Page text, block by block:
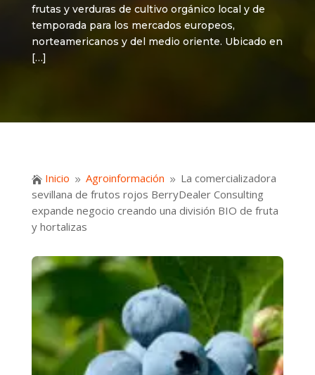
frutas y verduras de cultivo orgánico local y de
temporada para los mercados europeos,
norteamericanos y del medio oriente. Ubicado en
[…]
 Inicio 9 Agroinformación 9 La comercializadora
sevillana de frutos rojos BerryDealer Consulting
expande negocio creando una división BIO de fruta
y hortalizas